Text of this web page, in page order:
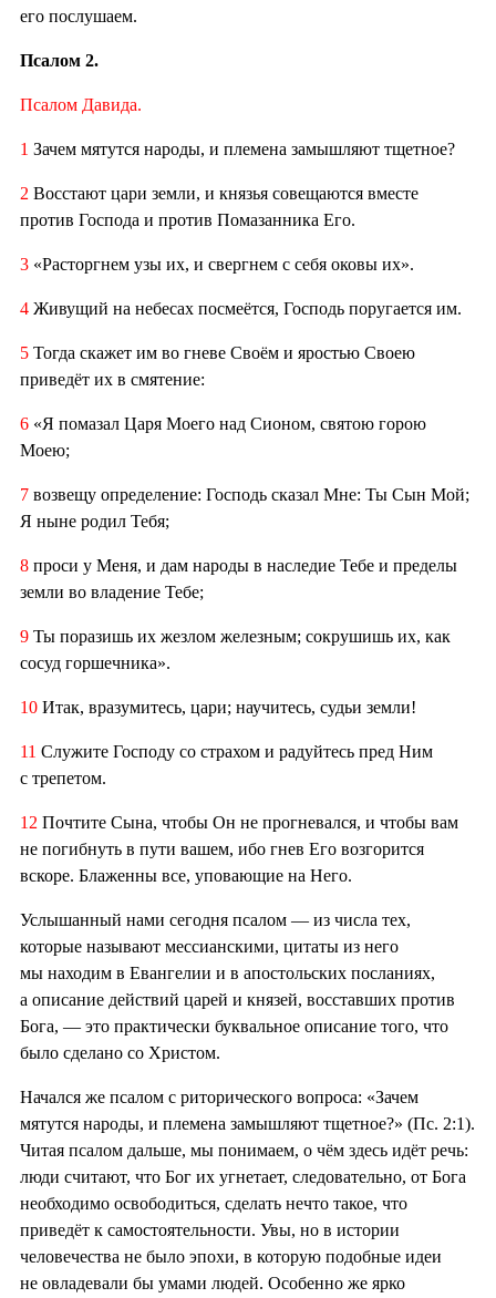
его послушаем.
Псалом 2.
Псалом Давида.
1 Зачем мятутся народы, и племена замышляют тщетное?
2 Восстают цари земли, и князья совещаются вместе
против Господа и против Помазанника Его.
3 «Расторгнем узы их, и свергнем с себя оковы их».
4 Живущий на небесах посмеётся, Господь поругается им.
5 Тогда скажет им во гневе Своём и яростью Своею
приведёт их в смятение:
6 «Я помазал Царя Моего над Сионом, святою горою
Моею;
7 возвещу определение: Господь сказал Мне: Ты Сын Мой;
Я ныне родил Тебя;
8 проси у Меня, и дам народы в наследие Тебе и пределы
земли во владение Тебе;
9 Ты поразишь их жезлом железным; сокрушишь их, как
сосуд горшечника».
10 Итак, вразумитесь, цари; научитесь, судьи земли!
11 Служите Господу со страхом и радуйтесь пред Ним
с трепетом.
12 Почтите Сына, чтобы Он не прогневался, и чтобы вам
не погибнуть в пути вашем, ибо гнев Его возгорится
вскоре. Блаженны все, уповающие на Него.
Услышанный нами сегодня псалом — из числа тех,
которые называют мессианскими, цитаты из него
мы находим в Евангелии и в апостольских посланиях,
а описание действий царей и князей, восставших против
Бога, — это практически буквальное описание того, что
было сделано со Христом.
Начался же псалом с риторического вопроса: «Зачем
мятутся народы, и племена замышляют тщетное?» (Пс. 2:1).
Читая псалом дальше, мы понимаем, о чём здесь идёт речь:
люди считают, что Бог их угнетает, следовательно, от Бога
необходимо освободиться, сделать нечто такое, что
приведёт к самостоятельности. Увы, но в истории
человечества не было эпохи, в которую подобные идеи
не овладевали бы умами людей. Особенно же ярко